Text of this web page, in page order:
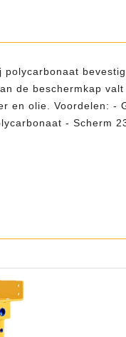
de beschermkap
en olie. Voordelen: -
- Scherm